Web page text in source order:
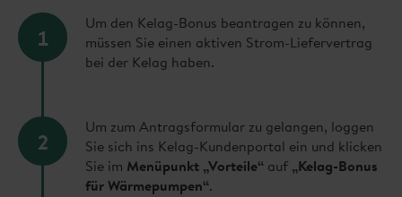
1
Um den Kelag-Bonus beantragen zu können,
müssen Sie einen aktiven Strom-Liefervertrag
bei der Kelag haben.
2
Um zum Antragsformular zu gelangen, loggen
Sie sich ins Kelag-Kundenportal ein und klicken
Sie im Menüpunkt „Vorteile“ auf „Kelag-Bonus
für Wärmepumpen“.